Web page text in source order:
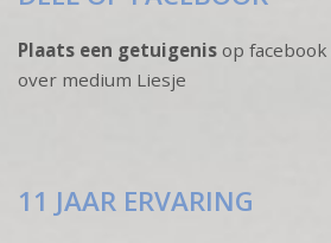
Plaats een getuigenis op facebook
over medium Liesje
11 JAAR ERVARING